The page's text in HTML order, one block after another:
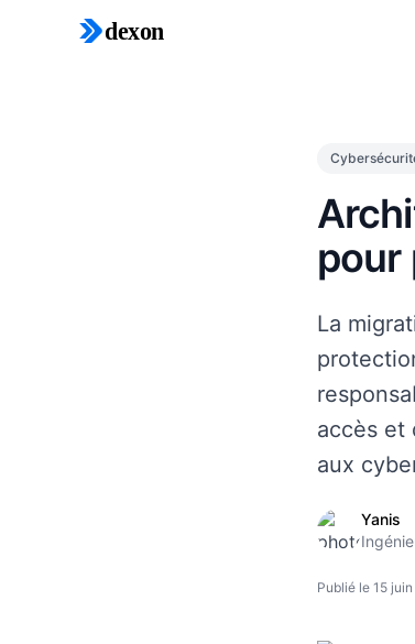
dexon
pour
La
accès et
aux
Yanis
Publié le 15